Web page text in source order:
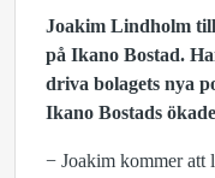
Joakim Lindholm
på Ikano Bostad.
driva bolagets nya
Ikano Bostads
− Joakim kommer att